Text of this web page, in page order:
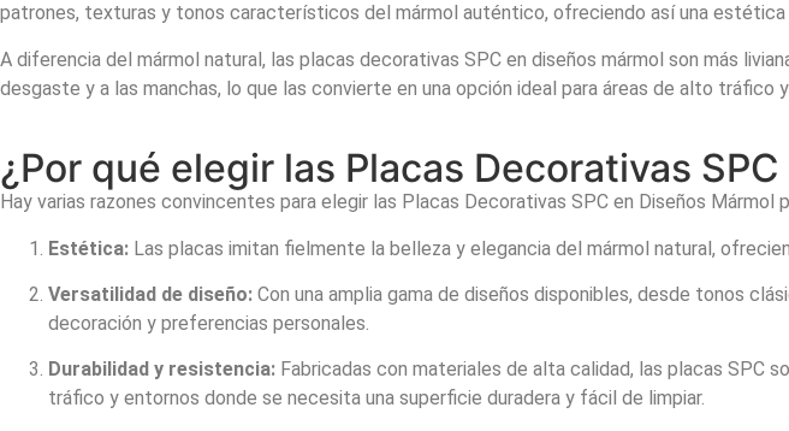
patrones, texturas y tonos característicos del mármol auténtico, ofreciendo así una
A diferencia del mármol natural, las placas decorativas SPC en diseños mármol son más
desgaste y a las manchas, lo que las convierte en una opción ideal para áreas de alto
¿Por qué elegir las Placas Decorativas
Hay varias razones convincentes para elegir las Placas Decorativas SPC en Diseños Mármol
Estética: Las placas imitan fielmente la belleza y elegancia del mármol natural,
Versatilidad de diseño: Con una amplia gama de diseños disponibles, desde tonos
decoración y preferencias personales.
Durabilidad y resistencia: Fabricadas con materiales de alta calidad, las placas SPC
tráfico y entornos donde se necesita una superficie duradera y fácil de limpiar.